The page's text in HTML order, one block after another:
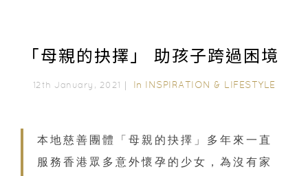
「母親的抉擇」 助孩子跨過困境
12th January, 2021｜ In INSPIRATION & LIFESTYLE
本地慈善團體「母親的抉擇」多年來一直
服務香港眾多意外懷孕的少女，為沒有家